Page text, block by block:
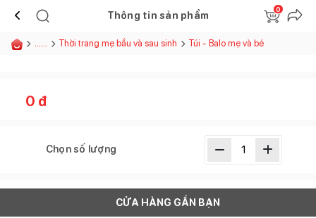
Thông tin sản phẩm
0
...... Thời trang mẹ bầu và sau sinh Túi - Balo mẹ và bé
0 đ
Chọn số lượng
CỬA HÀNG GẦN BẠN